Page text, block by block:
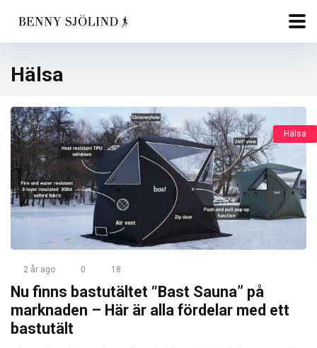
Hälsa
Hälsa
2 år ago 0 18
Nu finns bastutältet “Bast Sauna” på
marknaden – Här är alla fördelar med ett
bastutält